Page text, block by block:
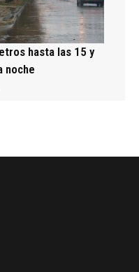
hasta las 15 y
noche